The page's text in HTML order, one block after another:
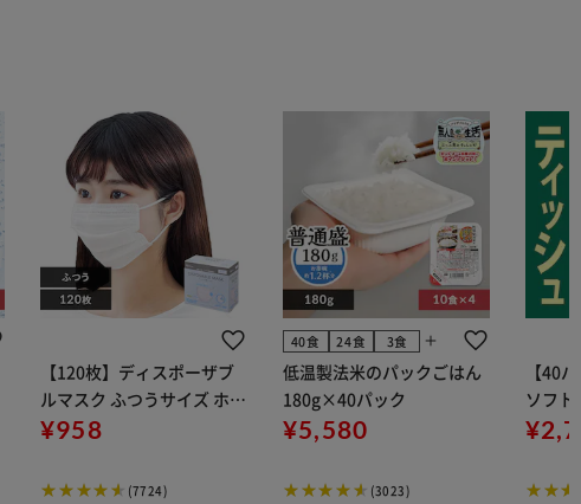
【120枚】ディスポーザブ
ルマスク ふつうサイズ ホワ
イト 大容量 DISPOSABLE
布
¥958
(7724)
40食 24食 3食 add
低温製法米のパックごはん
180g×40パック
¥5,580
(3023)
【40
ソフ
組) 5